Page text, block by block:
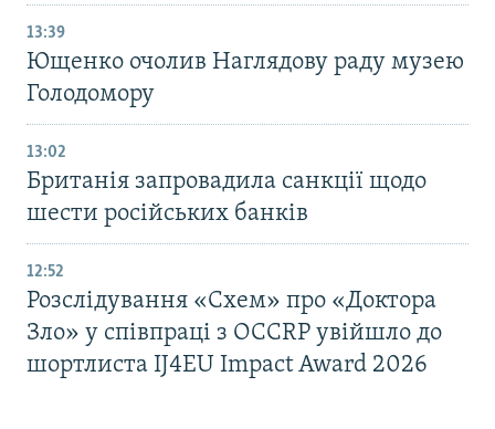
13:39
Ющенко очолив Наглядову раду музею
Голодомору
13:02
Британія запровадила санкції щодо
шести російських банків
12:52
Розслідування «Схем» про «Доктора
Зло» у співпраці з OCCRP увійшло до
шортлиста IJ4EU Impact Award 2026